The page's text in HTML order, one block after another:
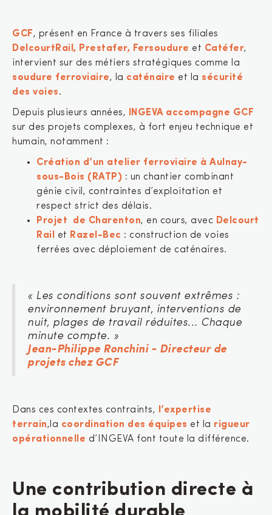
GCF, présent en France à travers ses filiales
DelcourtRail, Prestafer, Fersoudure et Catéfer,
intervient sur des métiers stratégiques comme la
soudure ferroviaire, la caténaire et la sécurité
des voies.
Depuis plusieurs années, INGEVA accompagne GCF
sur des projets complexes, à fort enjeu technique et
humain, notamment :
Création d’un atelier ferroviaire à Aulnay-
sous-Bois (RATP) : un chantier combinant
génie civil, contraintes d’exploitation et
respect strict des délais.
Projet de Charenton, en cours, avec Delcourt
Rail et Razel-Bec : construction de voies
ferrées avec déploiement de caténaires.
« Les conditions sont souvent extrêmes :
environnement bruyant, interventions de
nuit, plages de travail réduites... Chaque
minute compte. »
Jean-Philippe Ronchini - Directeur de
projets chez GCF
Dans ces contextes contraints, l’expertise
terrain,la coordination des équipes et la rigueur
opérationnelle d’INGEVA font toute la différence.
Une contribution directe à